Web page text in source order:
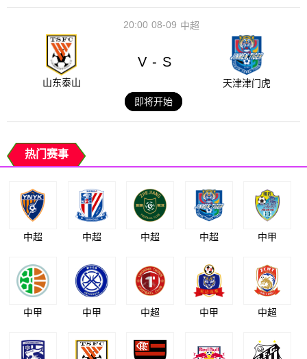
08-09
20:00 中超
山东泰山
V - S
天津津门虎
即将开始
热门赛事
中超 中超 中超 中超 中甲
中甲 中甲 中超 中甲 中超